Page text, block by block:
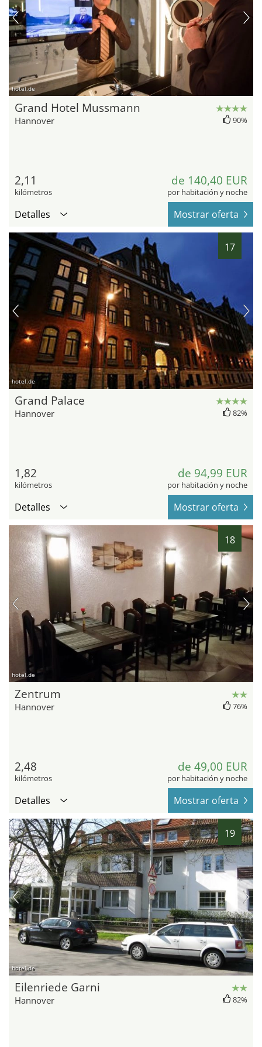
hotel.de
Grand Hotel Mussmann
Hannover 90%
2,11
kilómetros
de 140,40 EUR
por habitación y noche
Detalles Mostrar oferta
17
hotel.de
Grand Palace
Hannover 82%
1,82
kilómetros
de 94,99 EUR
por habitación y noche
Detalles Mostrar oferta
18
hotel.de
Zentrum
Hannover 76%
2,48
kilómetros
de 49,00 EUR
por habitación y noche
Detalles Mostrar oferta
19
hotel.de
Eilenriede Garni
Hannover 82%